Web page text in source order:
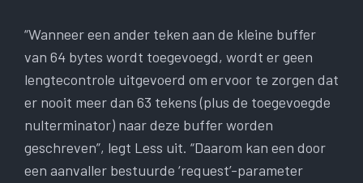
“Wanneer een ander teken aan de kleine buffer
van 64 bytes wordt toegevoegd, wordt er geen
lengtecontrole uitgevoerd om ervoor te zorgen dat
er nooit meer dan 63 tekens (plus de toegevoegde
nulterminator) naar deze buffer worden
geschreven”, legt Less uit. “Daarom kan een door
een aanvaller bestuurde ‘request’-parameter